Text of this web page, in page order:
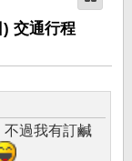
) 交通行程
不過我有訂鹹